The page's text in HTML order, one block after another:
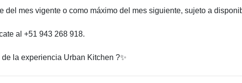
del mes vigente o como máximo del mes siguiente, sujeto a
al +51 943 268 918.
la experiencia Urban Kitchen ?️✨